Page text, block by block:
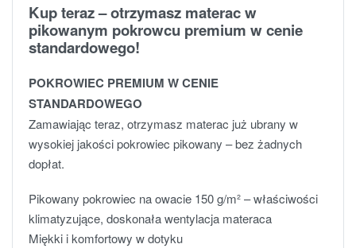
Kup teraz – otrzymasz materac w
pikowanym pokrowcu premium w cenie
standardowego!
POKROWIEC PREMIUM W CENIE
STANDARDOWEGO
Zamawiając teraz, otrzymasz materac już ubrany w
wysokiej jakości pokrowiec pikowany – bez żadnych
dopłat.
Pikowany pokrowiec na owacie 150 g/m² – właściwości
klimatyzujące, doskonała wentylacja materaca
Miękki i komfortowy w dotyku